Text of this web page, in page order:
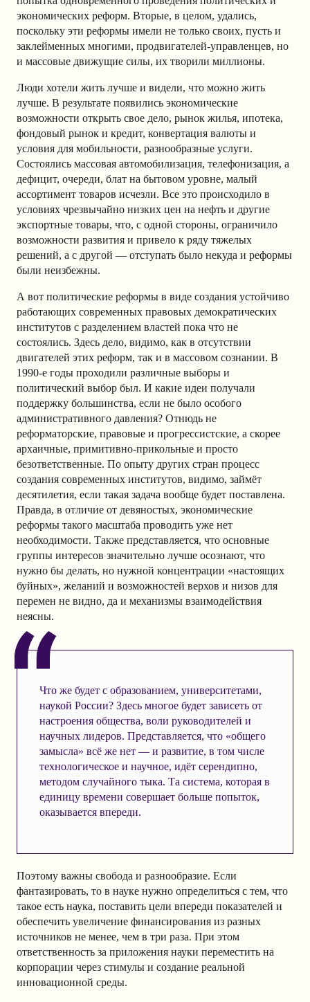
экономических реформ. Вторые, в целом, удались,
поскольку эти реформы имели не только своих, пусть и
заклейменных многими, продвигателей-управленцев, но
и массовые движущие силы, их творили миллионы.
Люди хотели жить лучше и видели, что можно жить
лучше. В результате появились экономические
возможности открыть свое дело, рынок жилья, ипотека,
фондовый рынок и кредит, конвертация валюты и
условия для мобильности, разнообразные услуги.
Состоялись массовая автомобилизация, телефонизация, а
дефицит, очереди, блат на бытовом уровне, малый
ассортимент товаров исчезли. Все это происходило в
условиях чрезвычайно низких цен на нефть и другие
экспортные товары, что, с одной стороны, ограничило
возможности развития и привело к ряду тяжелых
решений, а с другой — отступать было некуда и реформы
были неизбежны.
А вот политические реформы в виде создания устойчиво
работающих современных правовых демократических
институтов с разделением властей пока что не
состоялись. Здесь дело, видимо, как в отсутствии
двигателей этих реформ, так и в массовом сознании. В
1990-е годы проходили различные выборы и
политический выбор был. И какие идеи получали
поддержку большинства, если не было особого
административного давления? Отнюдь не
реформаторские, правовые и прогрессистские, а скорее
архаичные, примитивно-прикольные и просто
безответственные. По опыту других стран процесс
создания современных институтов, видимо, займёт
десятилетия, если такая задача вообще будет поставлена.
Правда, в отличие от девяностых, экономические
реформы такого масштаба проводить уже нет
необходимости. Также представляется, что основные
группы интересов значительно лучше осознают, что
нужно бы делать, но нужной концентрации «настоящих
буйных», желаний и возможностей верхов и низов для
перемен не видно, да и механизмы взаимодействия
неясны.
Что же будет с образованием, университетами,
наукой России? Здесь многое будет зависеть от
настроения общества, воли руководителей и
научных лидеров. Представляется, что «общего
замысла» всё же нет — и развитие, в том числе
технологическое и научное, идёт серендипно,
методом случайного тыка. Та система, которая в
единицу времени совершает больше попыток,
оказывается впереди.
Поэтому важны свобода и разнообразие. Если
фантазировать, то в науке нужно определиться с тем, что
такое есть наука, поставить цели впереди показателей и
обеспечить увеличение финансирования из разных
источников не менее, чем в три раза. При этом
ответственность за приложения науки переместить на
корпорации через стимулы и создание реальной
инновационной среды.